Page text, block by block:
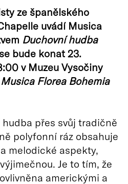
ze španělského
uvádí Musica
Duchovní hudba
bude konat 23.
v Muzeu Vysočiny
Musica Florea Bohemia
přes svůj tradičně
polyfonní ráz obsahuje
melodické aspekty,
Je to tím, že
americkými a